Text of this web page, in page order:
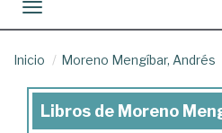
Toggle navigation
Inicio Moreno Mengíbar, Andrés
Libros
Libros de Moreno